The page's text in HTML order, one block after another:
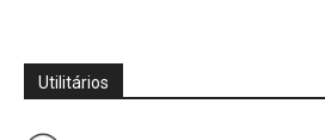
Utilitários